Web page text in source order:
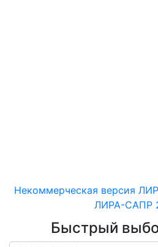
Некоммерческая версия
ЛИРА-САПР
Быстрый